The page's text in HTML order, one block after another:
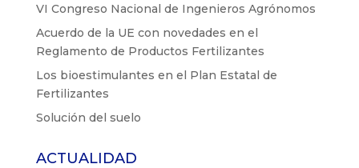
VI Congreso Nacional de Ingenieros Agrónomos
Acuerdo de la UE con novedades en el
Reglamento de Productos Fertilizantes
Los bioestimulantes en el Plan Estatal de
Fertilizantes
Solución del suelo
ACTUALIDAD